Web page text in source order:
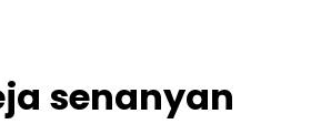
senanyan